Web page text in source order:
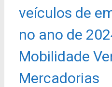
veículos de
no ano de
Mobilidade
Mercadorias